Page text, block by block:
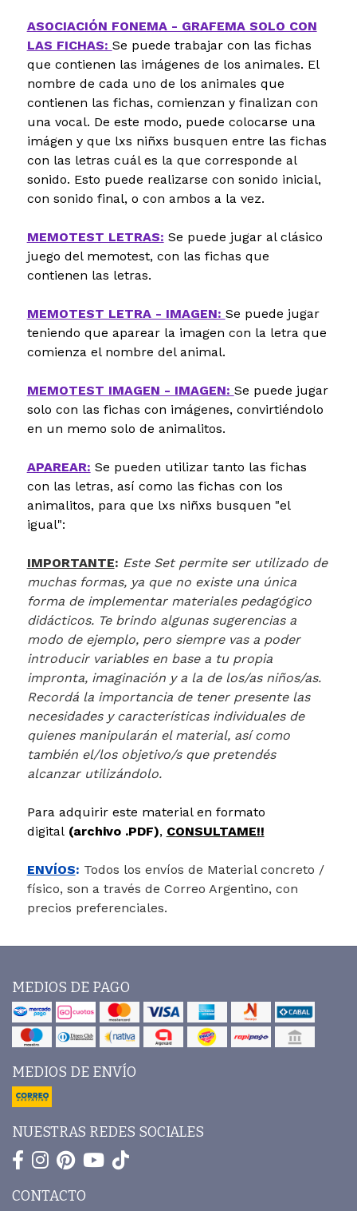
ASOCIACIÓN FONEMA - GRAFEMA SOLO CON
LAS FICHAS: Se puede trabajar con las fichas
que contienen las imágenes de los animales. El
nombre de cada uno de los animales que
contienen las fichas, comienzan y finalizan con
una vocal. De este modo, puede colocarse una
imágen y que lxs niñxs busquen entre las fichas
con las letras cuál es la que corresponde al
sonido. Esto puede realizarse con sonido inicial,
con sonido final, o con ambos a la vez.
MEMOTEST LETRAS: Se puede jugar al clásico
juego del memotest, con las fichas que
contienen las letras.
MEMOTEST LETRA - IMAGEN: Se puede jugar
teniendo que aparear la imagen con la letra que
comienza el nombre del animal.
MEMOTEST IMAGEN - IMAGEN: Se puede jugar
solo con las fichas con imágenes, convirtiéndolo
en un memo solo de animalitos.
APAREAR: Se pueden utilizar tanto las fichas
con las letras, así como las fichas con los
animalitos, para que lxs niñxs busquen "el
igual":
IMPORTANTE: Este Set permite ser utilizado de
muchas formas, ya que no existe una única
forma de implementar materiales pedagógico
didácticos. Te brindo algunas sugerencias a
modo de ejemplo, pero siempre vas a poder
introducir variables en base a tu propia
impronta, imaginación y a la de los/as niños/as.
Recordá la importancia de tener presente las
necesidades y características individuales de
quienes manipularán el material, así como
también el/los objetivo/s que pretendés
alcanzar utilizándolo.
Para adquirir este material en formato
digital (archivo .PDF), CONSULTAME!!
ENVÍOS: Todos los envíos de Material concreto /
físico, son a través de Correo Argentino, con
precios preferenciales.
MEDIOS DE PAGO
MEDIOS DE ENVÍO
NUESTRAS REDES SOCIALES
CONTACTO